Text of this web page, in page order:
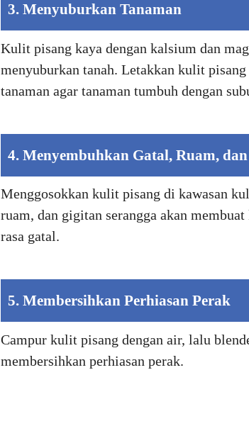
3. Menyuburkan Tanaman
Kulit pisang kaya dengan kalsium dan
menyuburkan tanah. Letakkan kulit
tanaman agar tanaman tumbuh dengan
4. Menyembuhkan Gatal, Ruam,
Menggosokkan kulit pisang di kawasan
ruam, dan gigitan serangga akan
rasa gatal.
5. Membersihkan Perhiasan Perak
Campur kulit pisang dengan air, lalu
membersihkan perhiasan perak.